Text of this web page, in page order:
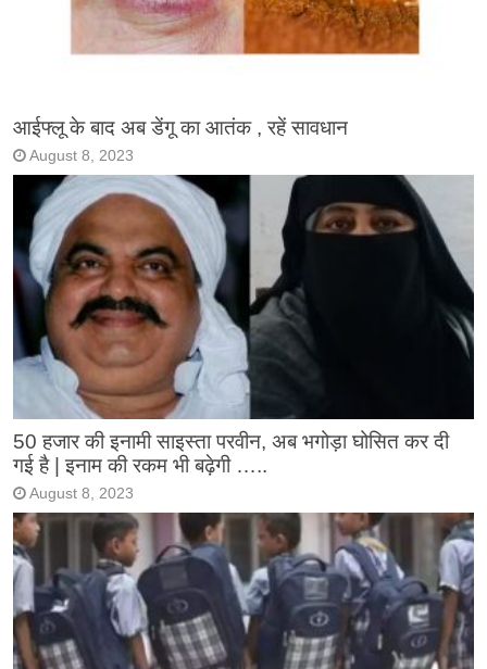
आईफ्लू के बाद अब डेंगू का आतंक , रहें सावधान
August 8, 2023
50 हजार की इनामी साइस्ता परवीन, अब भगोड़ा घोसित कर दी
गई है | इनाम की रकम भी बढ़ेगी …..
August 8, 2023